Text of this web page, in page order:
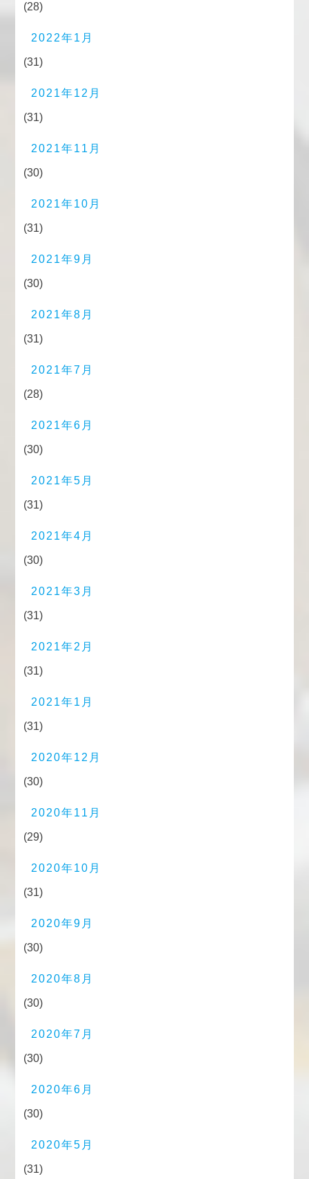
(28)
2022年1月
(31)
2021年12月
(31)
2021年11月
(30)
2021年10月
(31)
2021年9月
(30)
2021年8月
(31)
2021年7月
(28)
2021年6月
(30)
2021年5月
(31)
2021年4月
(30)
2021年3月
(31)
2021年2月
(31)
2021年1月
(31)
2020年12月
(30)
2020年11月
(29)
2020年10月
(31)
2020年9月
(30)
2020年8月
(30)
2020年7月
(30)
2020年6月
(30)
2020年5月
(31)